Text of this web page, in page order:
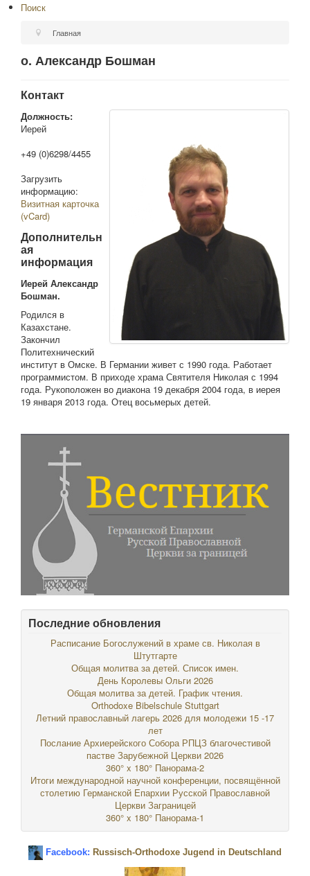
Поиск
Главная
о. Александр Бошман
Контакт
Должность:
Иерей
+49 (0)6298/4455
Загрузить
информацию:
Визитная карточка
(vCard)
Дополнительн
ая
информация
Иерей Александр
Бошман.
Родился в
Казахстане.
Закончил
Политехнический
институт в Омске. В Германии живет с 1990 года. Работает
программистом. В приходе храма Святителя Николая с 1994
года. Рукоположен во диакона 19 декабря 2004 года, в иерея
19 января 2013 года. Отец восьмерых детей.
Последние обновления
Расписание Богослужений в храме св. Николая в
Штутгарте
Общая молитва за детей. Список имен.
День Королевы Ольги 2026
Общая молитва за детей. График чтения.
Orthodoxe Bibelschule Stuttgart
Летний православный лагерь 2026 для молодежи 15 -17
лет
Послание Архиерейского Собора РПЦЗ благочестивой
пастве Зарубежной Церкви 2026
360° x 180° Панорама-2
Итоги международной научной конференции, посвящённой
столетию Германской Епархии Русской Православной
Церкви Заграницей
360° x 180° Панорама-1
Facebook: Russisch-Orthodoxe Jugend in Deutschland